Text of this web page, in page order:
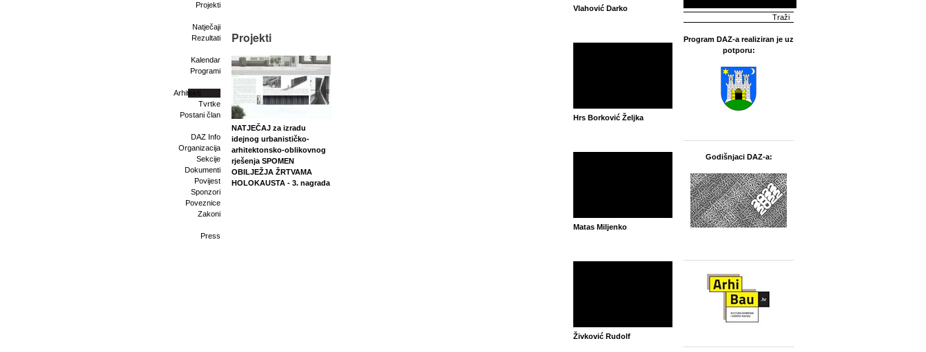
Projekti
Natječaji
Rezultati
Kalendar
Programi
Arhitekti
Tvrtke
Postani član
DAZ Info
Organizacija
Sekcije
Dokumenti
Povijest
Sponzori
Poveznice
Zakoni
Press
Projekti
NATJEČAJ za izradu
idejnog urbanističko-
arhitektonsko-oblikovnog
rješenja SPOMEN
OBILJEŽJA ŽRTVAMA
HOLOKAUSTA - 3. nagrada
Vlahović Darko
Hrs Borković Željka
Matas Miljenko
Živković Rudolf
Program DAZ-a realiziran je uz
potporu:
Godišnjaci DAZ-a: